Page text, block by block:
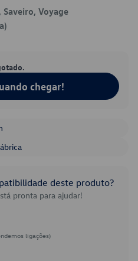
Saveiro, Voyage
chegar!
deste produto?
pronta para ajudar!
ligações)